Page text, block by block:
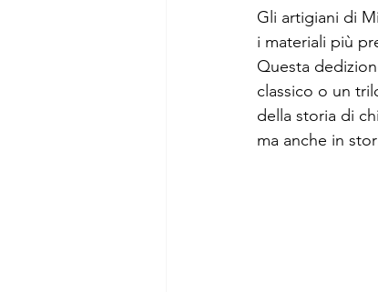
Gli artigiani di
i materiali più
Questa
classico o un
della storia di
ma anche in